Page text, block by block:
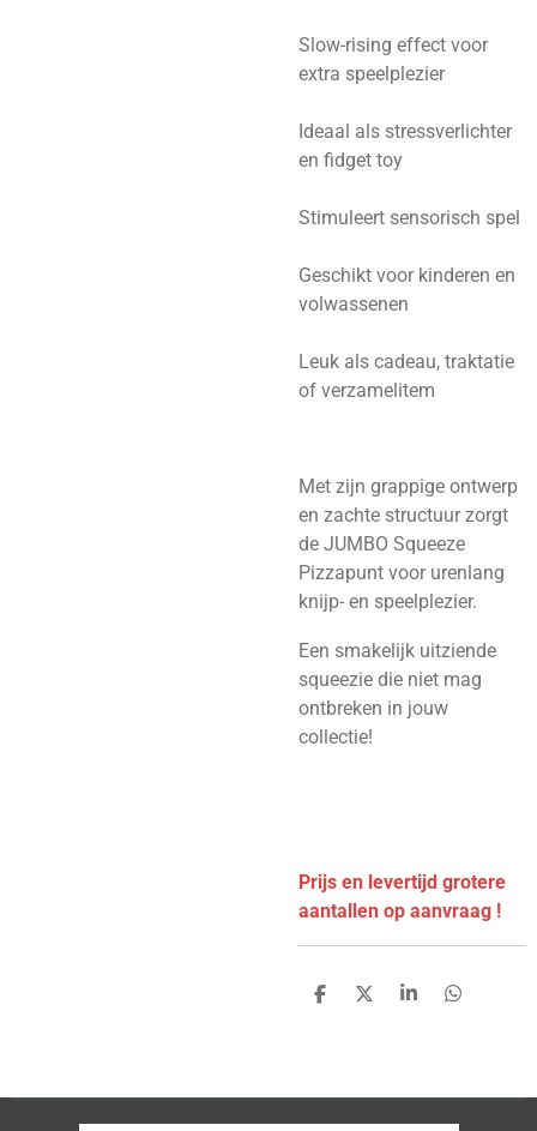
Slow-rising effect voor
extra speelplezier
Ideaal als stressverlichter
en fidget toy
Stimuleert sensorisch spel
Geschikt voor kinderen en
volwassenen
Leuk als cadeau, traktatie
of verzamelitem
Met zijn grappige ontwerp
en zachte structuur zorgt
de JUMBO Squeeze
Pizzapunt voor urenlang
knijp- en speelplezier.
Een smakelijk uitziende
squeezie die niet mag
ontbreken in jouw
collectie!
Prijs en levertijd grotere
aantallen op aanvraag !
D
D
S
D